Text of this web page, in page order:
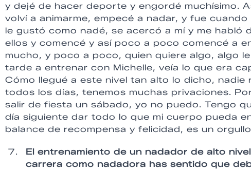
y dejé de hacer deporte y engordé muchísimo.
volví a animarme, empecé a nadar, y fue
le gustó como nadé, se acercó a mí y me habló
ellos y comencé y así poco a poco comencé a
mucho, y poco a poco, quien quiere algo, algo
tarde a entrenar con Michelle, veía lo que era
Cómo llegué a este nivel tan alto lo dicho,
todos los días, tenemos muchas privaciones.
salir de fiesta un sábado, yo no puedo. Tengo
día siguiente dar todo lo que mi cuerpo pueda
balance de recompensa y felicidad, es un
El entrenamiento de un nadador de alto
carrera como nadadora has sentido que